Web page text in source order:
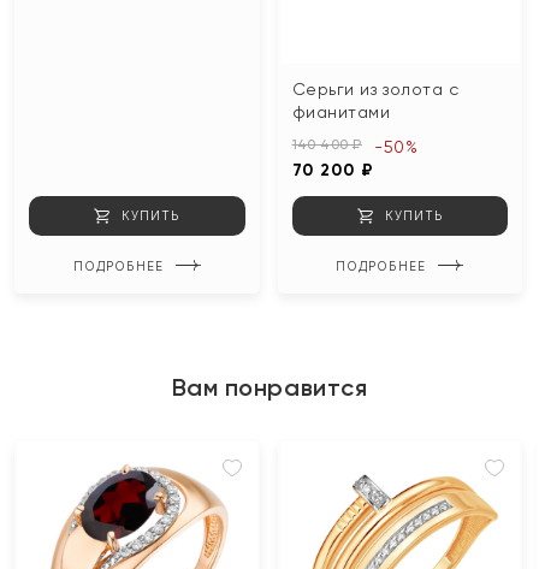
КУПИТЬ
ПОДРОБНЕЕ
Серьги из золота с
фианитами
140 400 ₽
70 200 ₽
-50%
КУПИТЬ
ПОДРОБНЕЕ
Вам понравится